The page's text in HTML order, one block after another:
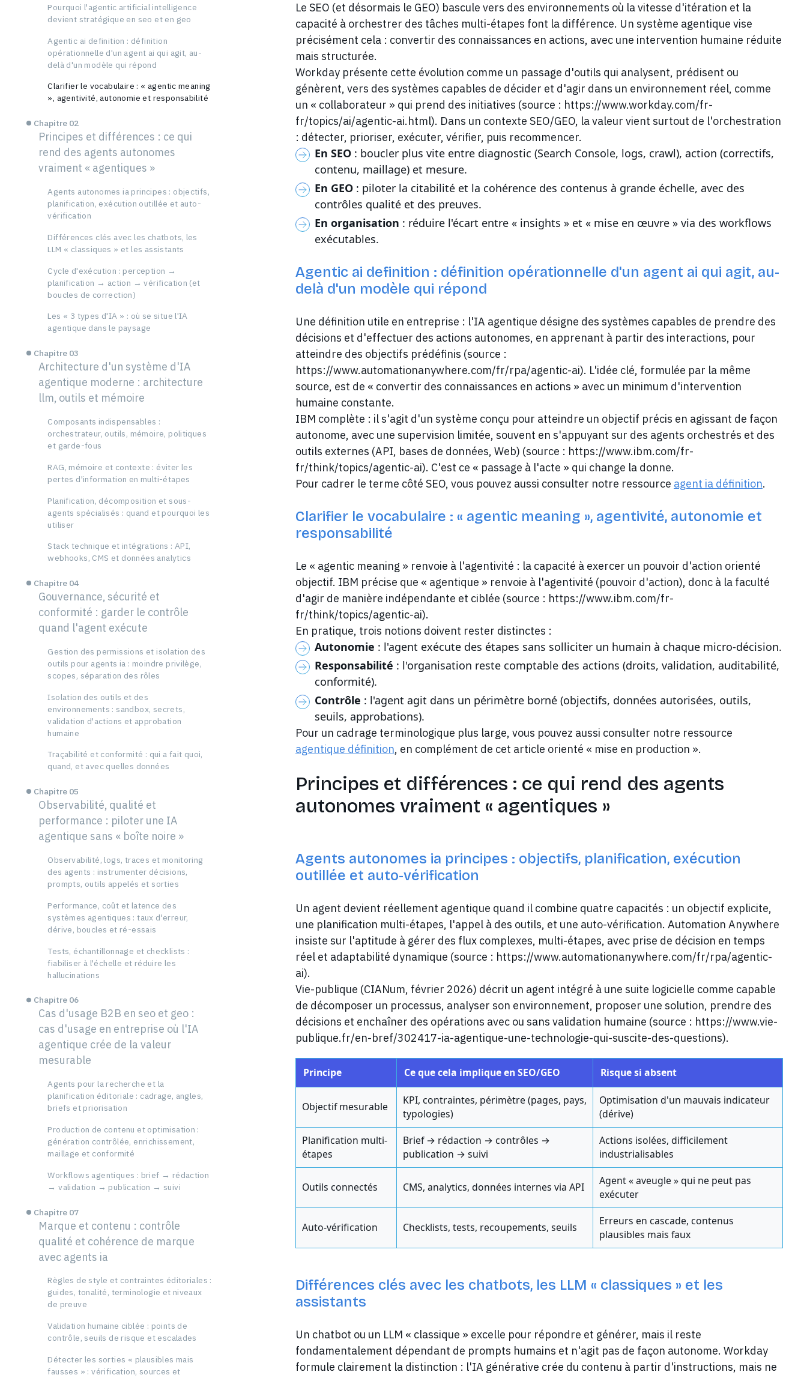
Pourquoi l'agentic artificial intelligence
devient stratégique en seo et en geo
Agentic ai definition : définition
opérationnelle d'un agent ai qui agit, au-
delà d'un modèle qui répond
Clarifier le vocabulaire : « agentic meaning
», agentivité, autonomie et responsabilité
Chapitre 02
Principes et différences : ce qui
rend des agents autonomes
vraiment « agentiques »
Agents autonomes ia principes : objectifs,
planification, exécution outillée et auto-
vérification
Différences clés avec les chatbots, les
LLM « classiques » et les assistants
Cycle d'exécution : perception →
planification → action → vérification (et
boucles de correction)
Les « 3 types d'IA » : où se situe l'IA
agentique dans le paysage
Chapitre 03
Architecture d'un système d'IA
agentique moderne : architecture
llm, outils et mémoire
Composants indispensables :
orchestrateur, outils, mémoire, politiques
et garde-fous
RAG, mémoire et contexte : éviter les
pertes d'information en multi-étapes
Planification, décomposition et sous-
agents spécialisés : quand et pourquoi les
utiliser
Stack technique et intégrations : API,
webhooks, CMS et données analytics
Chapitre 04
Gouvernance, sécurité et
conformité : garder le contrôle
quand l'agent exécute
Gestion des permissions et isolation des
outils pour agents ia : moindre privilège,
scopes, séparation des rôles
Isolation des outils et des
environnements : sandbox, secrets,
validation d'actions et approbation
humaine
Traçabilité et conformité : qui a fait quoi,
quand, et avec quelles données
Chapitre 05
Observabilité, qualité et
performance : piloter une IA
agentique sans « boîte noire »
Observabilité, logs, traces et monitoring
des agents : instrumenter décisions,
prompts, outils appelés et sorties
Performance, coût et latence des
systèmes agentiques : taux d'erreur,
dérive, boucles et ré-essais
Tests, échantillonnage et checklists :
fiabiliser à l'échelle et réduire les
hallucinations
Chapitre 06
Cas d'usage B2B en seo et geo :
cas d'usage en entreprise où l'IA
agentique crée de la valeur
mesurable
Agents pour la recherche et la
planification éditoriale : cadrage, angles,
briefs et priorisation
Production de contenu et optimisation :
génération contrôlée, enrichissement,
maillage et conformité
Workflows agentiques : brief → rédaction
→ validation → publication → suivi
Chapitre 07
Marque et contenu : contrôle
qualité et cohérence de marque
avec agents ia
Règles de style et contraintes éditoriales :
guides, tonalité, terminologie et niveaux
de preuve
Validation humaine ciblée : points de
contrôle, seuils de risque et escalades
Détecter les sorties « plausibles mais
fausses » : vérification, sources et
Le SEO (et désormais le GEO) bascule vers des environnements où la vitesse d'itération et la
capacité à orchestrer des tâches multi-étapes font la différence. Un système agentique vise
précisément cela : convertir des connaissances en actions, avec une intervention humaine réduite
mais structurée.
Workday présente cette évolution comme un passage d'outils qui analysent, prédisent ou
génèrent, vers des systèmes capables de décider et d'agir dans un environnement réel, comme
un « collaborateur » qui prend des initiatives (source : https://www.workday.com/fr-
fr/topics/ai/agentic-ai.html). Dans un contexte SEO/GEO, la valeur vient surtout de l'orchestration
: détecter, prioriser, exécuter, vérifier, puis recommencer.
En SEO: boucler plus vite entre diagnostic (Search Console, logs, crawl), action (correctifs,
contenu, maillage) et mesure.
En GEO: piloter la citabilité et la cohérence des contenus à grande échelle, avec des
contrôles qualité et des preuves.
En organisation : réduire l'écart entre « insights » et « mise en œuvre » via des workflows
exécutables.
Agentic ai definition : définition opérationnelle d'un agent ai qui agit, au-
delà d'un modèle qui répond
Une définition utile en entreprise : l'IA agentique désigne des systèmes capables de prendre des
décisions et d'effectuer des actions autonomes, en apprenant à partir des interactions, pour
atteindre des objectifs prédéfinis (source :
https://www.automationanywhere.com/fr/rpa/agentic-ai). L'idée clé, formulée par la même
source, est de « convertir des connaissances en actions » avec un minimum d'intervention
humaine constante.
IBM complète : il s'agit d'un système conçu pour atteindre un objectif précis en agissant de façon
autonome, avec une supervision limitée, souvent en s'appuyant sur des agents orchestrés et des
outils externes (API, bases de données, Web) (source : https://www.ibm.com/fr-
fr/think/topics/agentic-ai). C'est ce « passage à l'acte » qui change la donne.
Pour cadrer le terme côté SEO, vous pouvez aussi consulter notre ressource agent ia définition.
Clarifier le vocabulaire : « agentic meaning », agentivité, autonomie et
responsabilité
Le « agentic meaning » renvoie à l'agentivité : la capacité à exercer un pouvoir d'action orienté
objectif. IBM précise que « agentique » renvoie à l'agentivité (pouvoir d'action), donc à la faculté
d'agir de manière indépendante et ciblée (source : https://www.ibm.com/fr-
fr/think/topics/agentic-ai).
En pratique, trois notions doivent rester distinctes :
Autonomie : l'agent exécute des étapes sans solliciter un humain à chaque micro-décision.
Responsabilité : l'organisation reste comptable des actions (droits, validation, auditabilité,
conformité).
Contrôle : l'agent agit dans un périmètre borné (objectifs, données autorisées, outils,
seuils, approbations).
Pour un cadrage terminologique plus large, vous pouvez aussi consulter notre ressource
agentique définition, en complément de cet article orienté « mise en production ».
Principes et différences : ce qui rend des agents
autonomes vraiment « agentiques »
Agents autonomes ia principes : objectifs, planification, exécution
outillée et auto-vérification
Un agent devient réellement agentique quand il combine quatre capacités : un objectif explicite,
une planification multi-étapes, l'appel à des outils, et une auto-vérification. Automation Anywhere
insiste sur l'aptitude à gérer des flux complexes, multi-étapes, avec prise de décision en temps
réel et adaptabilité dynamique (source : https://www.automationanywhere.com/fr/rpa/agentic-
ai).
Vie-publique (CIANum, février 2026) décrit un agent intégré à une suite logicielle comme capable
de décomposer un processus, analyser son environnement, proposer une solution, prendre des
décisions et enchaîner des opérations avec ou sans validation humaine (source : https://www.vie-
publique.fr/en-bref/302417-ia-agentique-une-technologie-qui-suscite-des-questions).
Principe Ce que cela implique en SEO/GEO Risque si absent
Objectif mesurable
KPI, contraintes, périmètre (pages, pays,
typologies)
Optimisation d'un mauvais indicateur
(dérive)
Planification multi-
étapes
Brief → rédaction → contrôles →
publication → suivi
Actions isolées, difficilement
industrialisables
Outils connectés CMS, analytics, données internes via API
Agent « aveugle » qui ne peut pas
exécuter
Auto-vérification Checklists, tests, recoupements, seuils
Erreurs en cascade, contenus
plausibles mais faux
Différences clés avec les chatbots, les LLM « classiques » et les
assistants
Un chatbot ou un LLM « classique » excelle pour répondre et générer, mais il reste
fondamentalement dépendant de prompts humains et n'agit pas de façon autonome. Workday
formule clairement la distinction : l'IA générative crée du contenu à partir d'instructions, mais ne